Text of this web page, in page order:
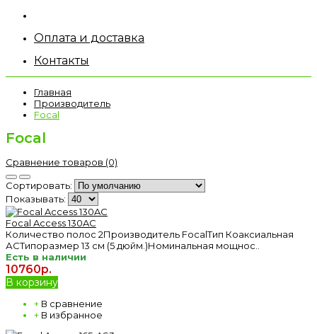
Оплата и доставка
Контакты
Главная
Производитель
Focal
Focal
Сравнение товаров (0)
Сортировать:
Показывать:
Focal Access 130AC
Количество полос 2Производитель FocalТип Коаксиальная
АСТипоразмер 13 см (5 дюйм.)Номинальная мощнос..
Есть в наличии
10760р.
В корзину
+ В сравнение
+ В избранное